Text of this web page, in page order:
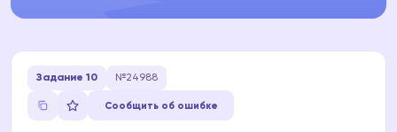
Задание 10 №24988
Сообщить об ошибке